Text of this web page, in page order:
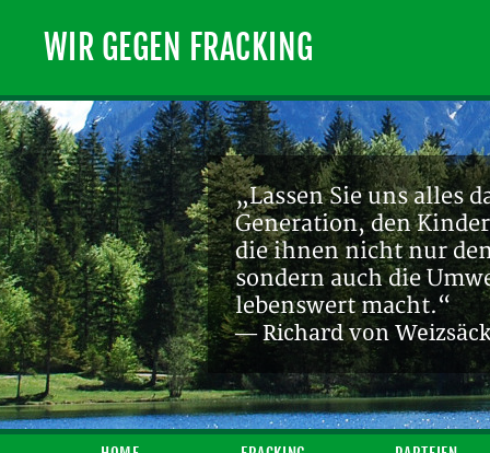
WIR GEGEN FRACKING
„Ein endlicher
Zukunft sein! [...] Die
— Michael Bauchmüller